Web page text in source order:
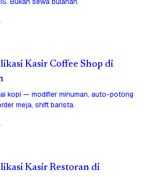
Kasir Coffee Shop di
kopi — modifier minuman, auto-potong
meja, shift barista.
Kasir Restoran di